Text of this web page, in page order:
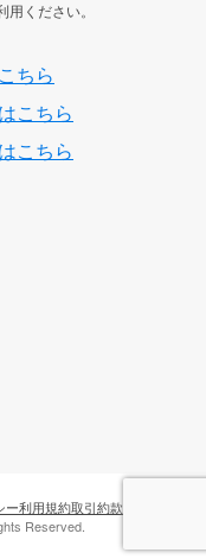
ください。
ちら
こちら
こちら
ー利用規約取引約款
Reserved.